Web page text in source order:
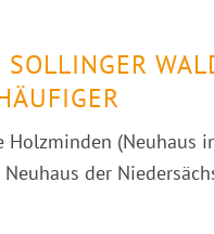
(Neuhaus
der